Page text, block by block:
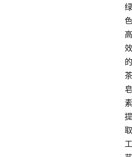
绿
色
高
效
的
茶
皂
素
提
取
工